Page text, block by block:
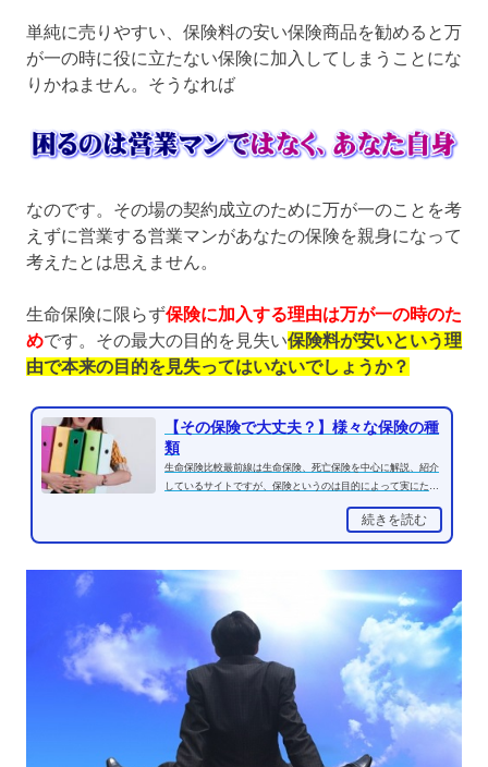
単純に売りやすい、保険料の安い保険商品を勧めると万
が一の時に役に立たない保険に加入してしまうことにな
りかねません。そうなれば
なのです。その場の契約成立のために万が一のことを考
えずに営業する営業マンがあなたの保険を親身になって
考えたとは思えません。
生命保険に限らず保険に加入する理由は万が一の時のた
めです。その最大の目的を見失い保険料が安いという理
由で本来の目的を見失ってはいないでしょうか？
【その保険で大丈夫？】様々な保険の種
類
生命保険比較最前線は生命保険、死亡保険を中心に解説、紹介
しているサイトですが、保険というのは目的によって実にたく
続きを読む